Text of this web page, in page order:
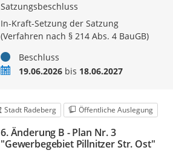
Satzungsbeschluss
In-Kraft-Setzung der Satzung
(Verfahren nach § 214 Abs. 4 BauGB)
StatusBeschluss
Zeitraum19.06.2026bis 18.06.2027
Stadt Radeberg Öffentliche Auslegung
6. Änderung B - Plan Nr. 3
"Gewerbegebiet Pillnitzer Str. Ost"